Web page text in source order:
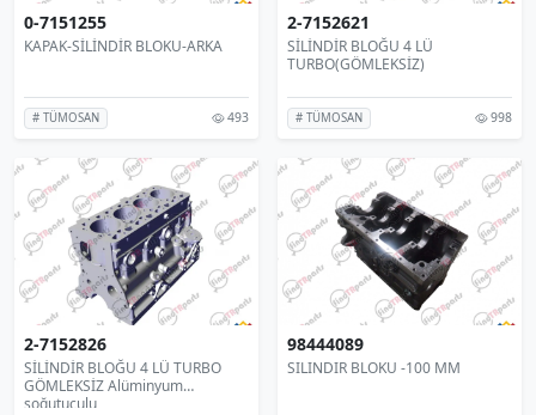
0-7151255
KAPAK-SİLİNDİR BLOKU-ARKA
# TÜMOSAN 493
2-7152621
SİLİNDİR BLOĞU 4 LÜ
TURBO(GÖMLEKSİZ)
# TÜMOSAN 998
2-7152826
SİLİNDİR BLOĞU 4 LÜ TURBO
GÖMLEKSİZ Alüminyum
soğutuculu
98444089
SILINDIR BLOKU -100 MM